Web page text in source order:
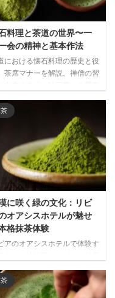
料理と茶道の世界〜一
会の精神と基本作法
における懐石料理の歴史と役
茶席マナーを解説。禅僧の習
神を体現し、抹茶体験を引き
る日本文化の真髄を味わえる
に咲く緑の文化：リビ
オアシスホテルが魅せ
格抹茶体験
アのオアシスホテルで体験す
光客に大好評。鹿児島県産の
抹茶を使った「オアシス抹